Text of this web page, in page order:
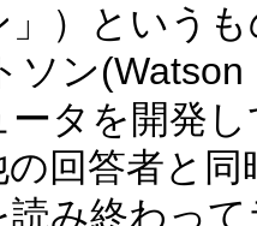
」）という
ソン(Watson
タを開発
の回答者と
み終わっ